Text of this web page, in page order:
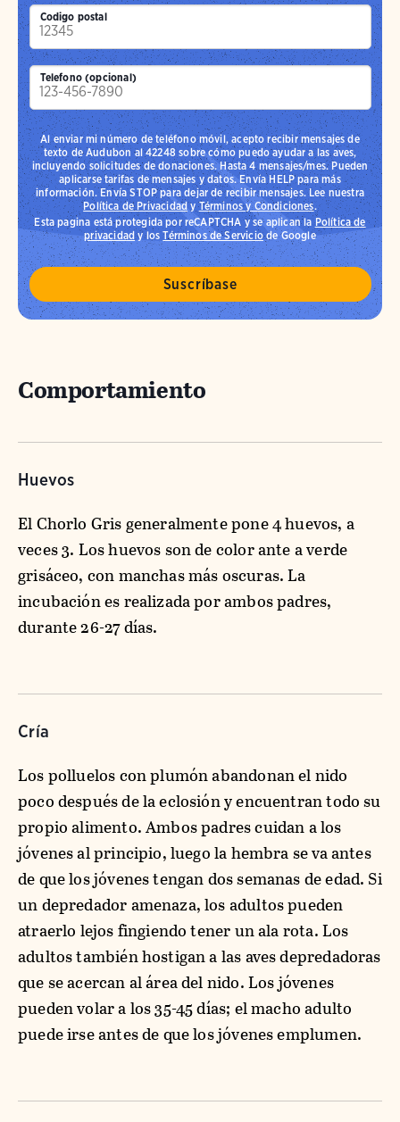
Codigo postal
Telefono (opcional)
Al enviar mi número de teléfono móvil, acepto recibir mensajes de
texto de Audubon al 42248 sobre cómo puedo ayudar a las aves,
incluyendo solicitudes de donaciones. Hasta 4 mensajes/mes. Pueden
aplicarse tarifas de mensajes y datos. Envía HELP para más
información. Envía STOP para dejar de recibir mensajes. Lee nuestra
Política de PrivacidadyTérminos y Condiciones.
Esta pagina está protegida por reCAPTCHA y se aplican laPolítica de
privacidady losTérminos de Serviciode Google
Comportamiento
Huevos
El Chorlo Gris generalmente pone 4 huevos, a
veces 3. Los huevos son de color ante a verde
grisáceo, con manchas más oscuras. La
incubación es realizada por ambos padres,
durante 26-27 días.
Cría
Los polluelos con plumón abandonan el nido
poco después de la eclosión y encuentran todo su
propio alimento. Ambos padres cuidan a los
jóvenes al principio, luego la hembra se va antes
de que los jóvenes tengan dos semanas de edad. Si
un depredador amenaza, los adultos pueden
atraerlo lejos fingiendo tener un ala rota. Los
adultos también hostigan a las aves depredadoras
que se acercan al área del nido. Los jóvenes
pueden volar a los 35-45 días; el macho adulto
puede irse antes de que los jóvenes emplumen.